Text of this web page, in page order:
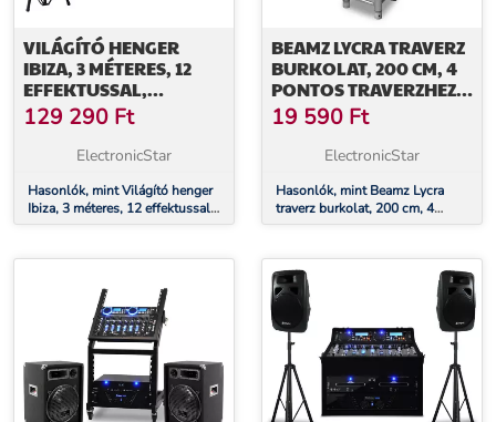
VILÁGÍTÓ HENGER
IBIZA, 3 MÉTERES, 12
EFFEKTUSSAL,
FORGATTYÚ
129 290 Ft
ElectronicStar
Hasonlók, mint Világító henger
Ibiza, 3 méteres, 12 effektussal,
forgattyú
BEAMZ LYCRA TRAVERZ
BURKOLAT, 200 CM, 4
PONTOS TRAVERZHEZ,
FEHÉR
19 590 Ft
ElectronicStar
Hasonlók, mint Beamz Lycra
traverz burkolat, 200 cm, 4
pontos traverzhez, fehér